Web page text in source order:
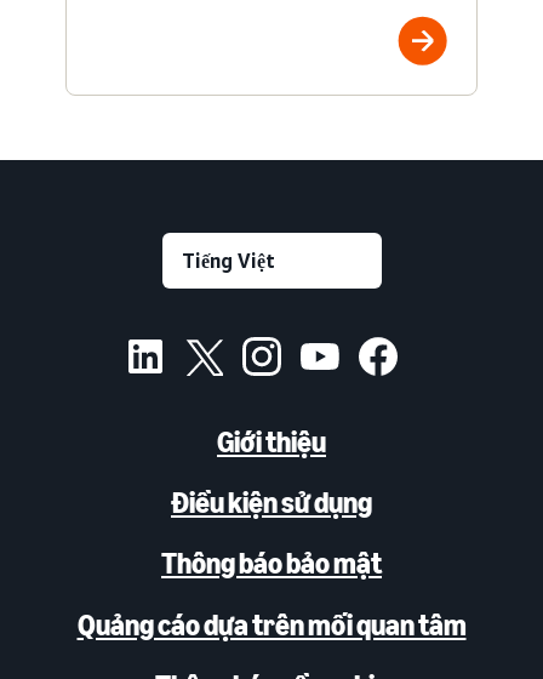
Giới thiệu
Điều kiện sử dụng
Thông báo bảo mật
Quảng cáo dựa trên mối quan tâm